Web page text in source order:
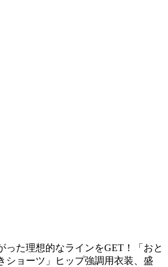
った理想的なラインをGET！「おと
ショーツ」ヒップ強調用衣装、盛